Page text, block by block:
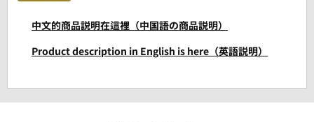
中文的商品説明在這裡（中国語の商品説明）
Product description in English is here（英語説明）